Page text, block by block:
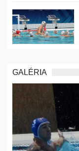
GALÉRIA